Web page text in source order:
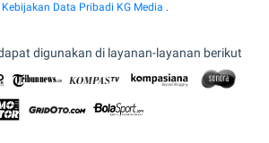
Kebijakan Data Pribadi KG Media .
digunakan di layanan-layanan berikut